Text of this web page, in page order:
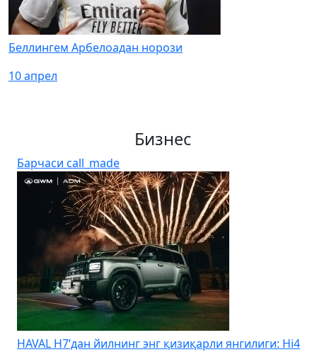
Беллингем Арбелоадан норози
10 апрел
Бизнес
Барчаси call_made
HAVAL H7’дан йилнинг энг қизиқарли янгилиги: Hi4